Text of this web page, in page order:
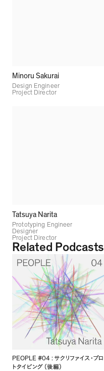
Minoru Sakurai
Design Engineer
Project Director
Tatsuya Narita
Prototyping Engineer
Designer
Project Director
Related Podcasts
PEOPLE #04 : サクリファイス・プロ
トタイピング （後編 ）